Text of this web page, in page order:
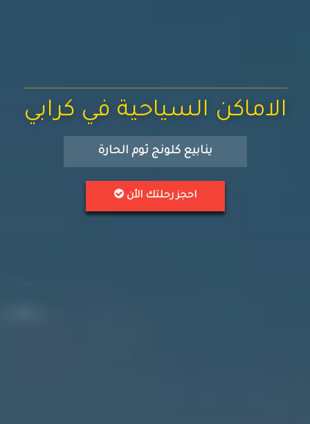
الاماكن السياحية في كرابي
ينابيع كلونج ثوم الحارة
احجز رحلتك الأن